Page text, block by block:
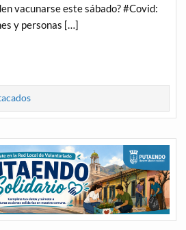
vacunarse este sábado? #Covid:
y personas […]